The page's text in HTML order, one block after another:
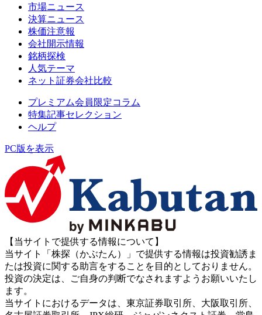
市場ニュース
決算ニュース
株価注意報
会社開示情報
銘柄探検
人気テーマ
ネット証券会社比較
プレミアム会員限定コラム
特集記事セレクション
ヘルプ
PC版を表示
【当サイトで提供する情報について】
当サイト「株探（かぶたん）」で提供する情報は投資勧誘ま
たは投資に関する助言をすることを目的としておりません。
投資の決定は、ご自身の判断でなされますようお願いいたし
ます。
当サイトにおけるデータは、東京証券取引所、大阪取引所、